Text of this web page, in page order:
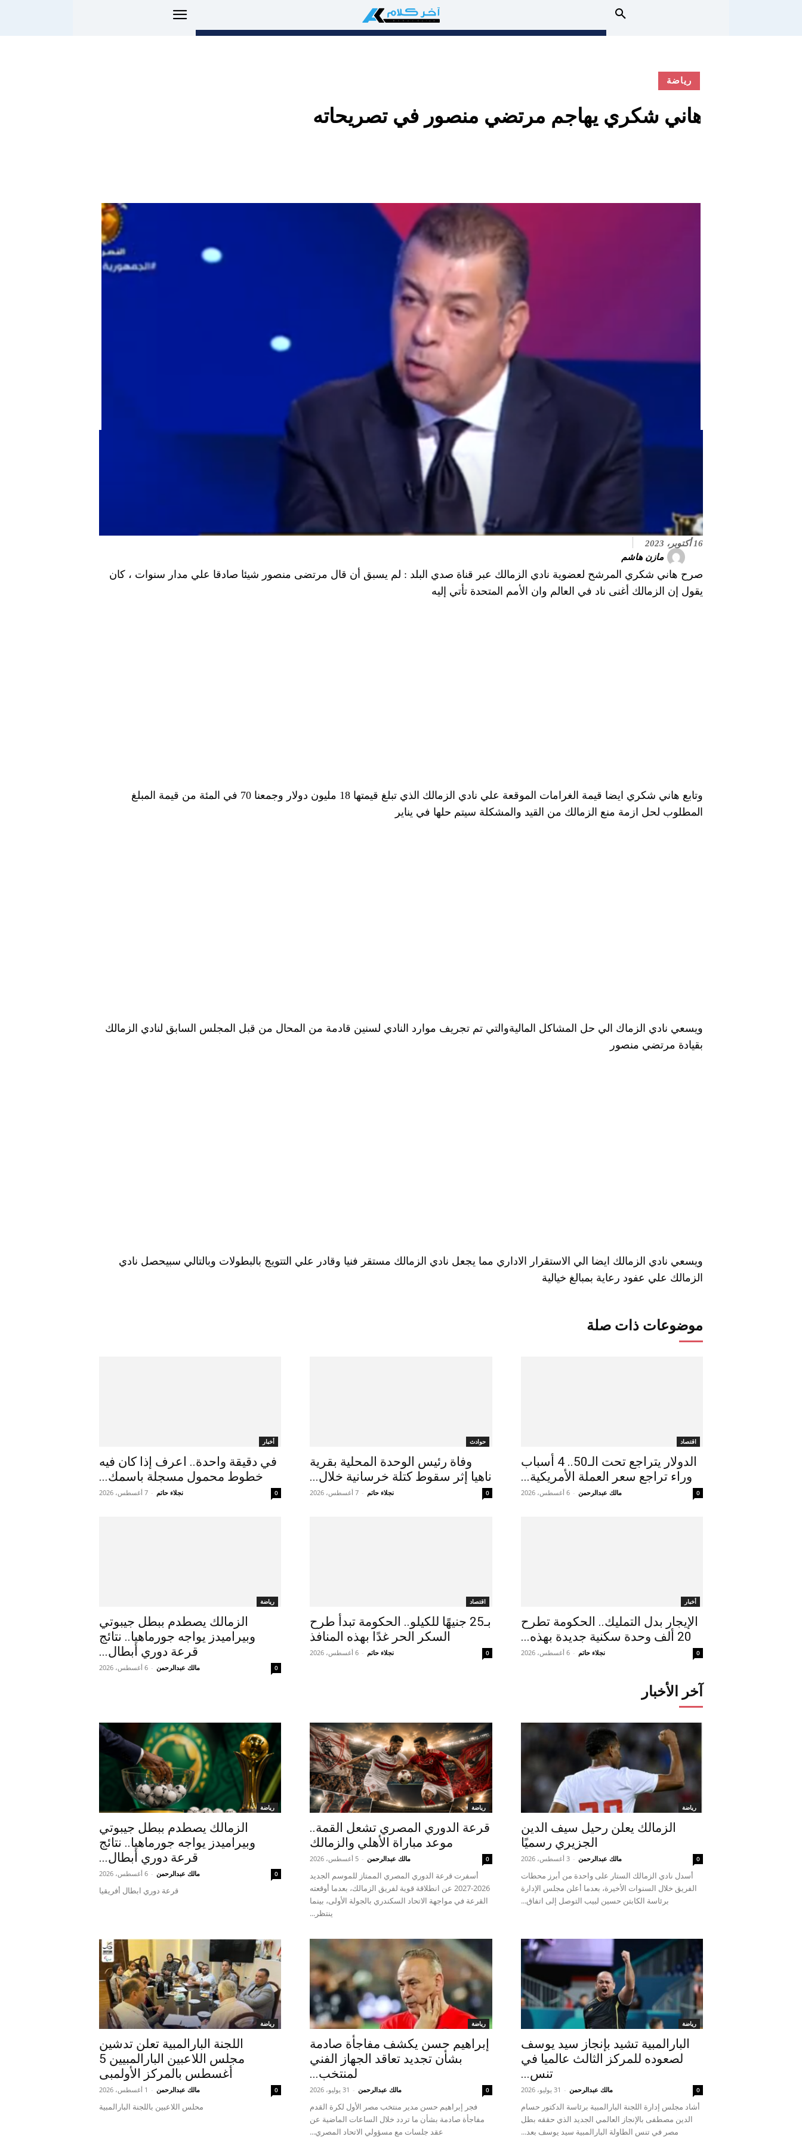
رياضة
هاني شكري يهاجم مرتضي منصور في تصريحاته
16 أكتوبر، 2023
مازن هاشم
صرح هاني شكري المرشح لعضوية نادي الزمالك عبر قناة صدي البلد : لم يسبق أن قال مرتضى منصور شيئا صادقا علي مدار سنوات ، كان
يقول إن الزمالك أغنى ناد في العالم وان الأمم المتحدة تأتي إليه
وتابع هاني شكري ايضا قيمة الغرامات الموقعة علي نادي الزمالك الذي تبلغ قيمتها 18 مليون دولار وجمعنا 70 في المئة من قيمة المبلغ
المطلوب لحل ازمة منع الزمالك من القيد والمشكلة سيتم حلها في يناير
ويسعي نادي الزماك الي حل المشاكل الماليةوالتي تم تجريف موارد النادي لسنين قادمة من المحال من قبل المجلس السابق لنادي الزمالك
بقيادة مرتضي منصور
ويسعي نادي الزمالك ايضا الي الاستقرار الاداري مما يجعل نادي الزمالك مستقر فنيا وقادر علي التتويج بالبطولات وبالتالي سبيحصل نادي
الزمالك علي عفود رعاية بمبالغ خيالية
موضوعات ذات صلة
أخبار
في دقيقة واحدة.. اعرف إذا كان فيه
خطوط محمول مسجلة باسمك...
نجلاء حاتم - 7 أغسطس، 2026 0
حوادث
وفاة رئيس الوحدة المحلية بقرية
ناهيا إثر سقوط كتلة خرسانية خلال...
نجلاء حاتم - 7 أغسطس، 2026 0
اقتصاد
الدولار يتراجع تحت الـ50.. 4 أسباب
وراء تراجع سعر العملة الأمريكية...
مالك عبدالرحمن - 6 أغسطس، 2026 0
رياضة
الزمالك يصطدم ببطل جيبوتي
وبيراميدز يواجه جورماهيا.. نتائج
قرعة دوري أبطال...
مالك عبدالرحمن - 6 أغسطس، 2026 0
اقتصاد
بـ25 جنيهًا للكيلو.. الحكومة تبدأ طرح
السكر الحر غدًا بهذه المنافذ
نجلاء حاتم - 6 أغسطس، 2026 0
أخبار
الإيجار بدل التمليك.. الحكومة تطرح
20 ألف وحدة سكنية جديدة بهذه...
نجلاء حاتم - 6 أغسطس، 2026 0
آخر الأخبار
رياضة
الزمالك يصطدم ببطل جيبوتي
وبيراميدز يواجه جورماهيا.. نتائج
قرعة دوري أبطال...
مالك عبدالرحمن - 6 أغسطس، 2026 0
قرعة دوري ابطال أفريقيا
رياضة
قرعة الدوري المصري تشعل القمة..
موعد مباراة الأهلي والزمالك
مالك عبدالرحمن - 5 أغسطس، 2026 0
أسفرت قرعة الدوري المصري الممتاز للموسم الجديد
2026-2027 عن انطلاقة قوية لفريق الزمالك، بعدما أوقعته
القرعة في مواجهة الاتحاد السكندري بالجولة الأولى، بينما
ينتظر...
رياضة
الزمالك يعلن رحيل سيف الدين
الجزيري رسميًا
مالك عبدالرحمن - 3 أغسطس، 2026 0
أسدل نادي الزمالك الستار على واحدة من أبرز محطات
الفريق خلال السنوات الأخيرة، بعدما أعلن مجلس الإدارة
برئاسة الكابتن حسين لبيب التوصل إلى اتفاق...
رياضة
اللجنة البارالمبية تعلن تدشين
مجلس اللاعبين البارالمبيين 5
أغسطس بالمركز الأولمبى
مالك عبدالرحمن - 1 أغسطس، 2026 0
محلس اللاعبين باللجنة البارالمبية
رياضة
إبراهيم حسن يكشف مفاجأة صادمة
بشأن تجديد تعاقد الجهاز الفني
لمنتخب...
مالك عبدالرحمن - 31 يوليو، 2026 0
فجر إبراهيم حسن مدير منتخب مصر الأول لكرة القدم
مفاجأة صادمة بشأن ما تردد خلال الساعات الماضية عن
عقد جلسات مع مسؤولي الاتحاد المصري...
رياضة
البارالمبية تشيد بإنجاز سيد يوسف
لصعوده للمركز الثالث عالميا في
تنس...
مالك عبدالرحمن - 31 يوليو، 2026 0
أشاد مجلس إدارة اللجنة البارالمبية برئاسة الدكتور حسام
الدين مصطفى بالإنجاز العالمي الجديد الذي حققه بطل
مصر في تنس الطاولة البارالمبية سيد يوسف بعد...